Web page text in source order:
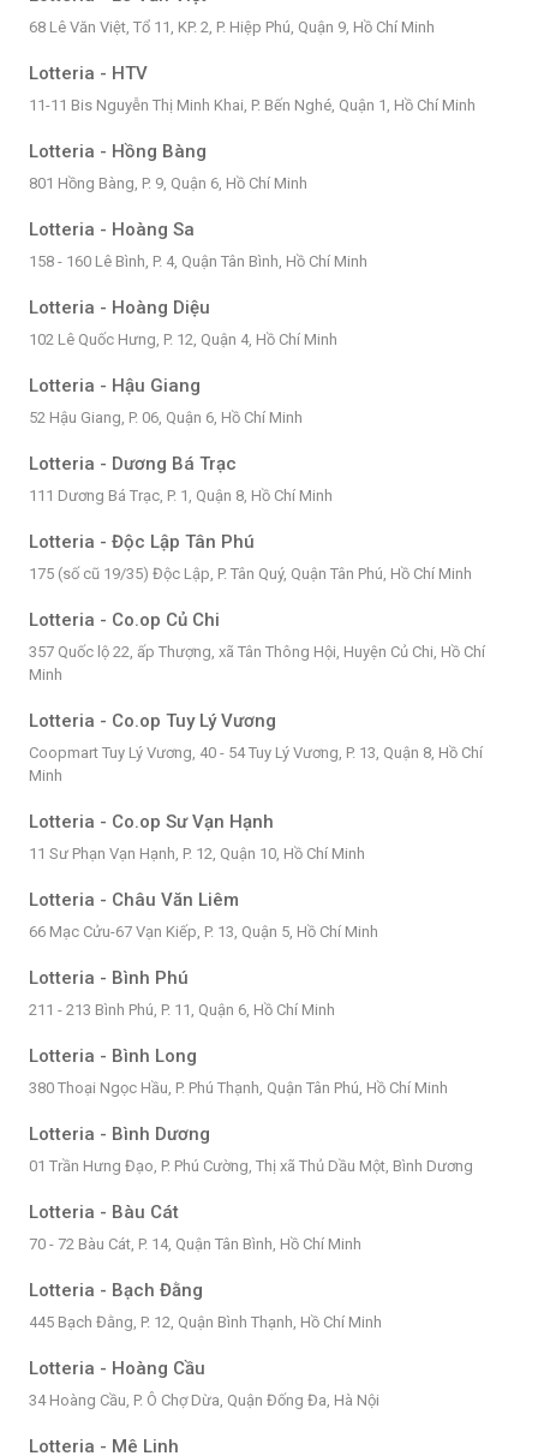
68 Lê Văn Việt, Tổ 11, KP. 2, P. Hiệp Phú, Quận 9, Hồ Chí Minh
Lotteria - HTV
11-11 Bis Nguyễn Thị Minh Khai, P. Bến Nghé, Quận 1, Hồ Chí Minh
Lotteria - Hồng Bàng
801 Hồng Bàng, P. 9, Quận 6, Hồ Chí Minh
Lotteria - Hoàng Sa
158 - 160 Lê Bình, P. 4, Quận Tân Bình, Hồ Chí Minh
Lotteria - Hoàng Diệu
102 Lê Quốc Hưng, P. 12, Quận 4, Hồ Chí Minh
Lotteria - Hậu Giang
52 Hậu Giang, P. 06, Quận 6, Hồ Chí Minh
Lotteria - Dương Bá Trạc
111 Dương Bá Trạc, P. 1, Quận 8, Hồ Chí Minh
Lotteria - Độc Lập Tân Phú
175 (số cũ 19/35) Độc Lập, P. Tân Quý, Quận Tân Phú, Hồ Chí Minh
Lotteria - Co.op Củ Chi
357 Quốc lộ 22, ấp Thượng, xã Tân Thông Hội, Huyện Củ Chi, Hồ Chí
Minh
Lotteria - Co.op Tuy Lý Vương
Coopmart Tuy Lý Vương, 40 - 54 Tuy Lý Vương, P. 13, Quận 8, Hồ Chí
Minh
Lotteria - Co.op Sư Vạn Hạnh
11 Sư Phạn Vạn Hạnh, P. 12, Quận 10, Hồ Chí Minh
Lotteria - Châu Văn Liêm
66 Mạc Cửu-67 Vạn Kiếp, P. 13, Quận 5, Hồ Chí Minh
Lotteria - Bình Phú
211 - 213 Bình Phú, P. 11, Quận 6, Hồ Chí Minh
Lotteria - Bình Long
380 Thoại Ngọc Hầu, P. Phú Thạnh, Quận Tân Phú, Hồ Chí Minh
Lotteria - Bình Dương
01 Trần Hưng Đạo, P. Phú Cường, Thị xã Thủ Dầu Một, Bình Dương
Lotteria - Bàu Cát
70 - 72 Bàu Cát, P. 14, Quận Tân Bình, Hồ Chí Minh
Lotteria - Bạch Đằng
445 Bạch Đằng, P. 12, Quận Bình Thạnh, Hồ Chí Minh
Lotteria - Hoàng Cầu
34 Hoàng Cầu, P. Ô Chợ Dừa, Quận Đống Đa, Hà Nội
Lotteria - Mê Linh